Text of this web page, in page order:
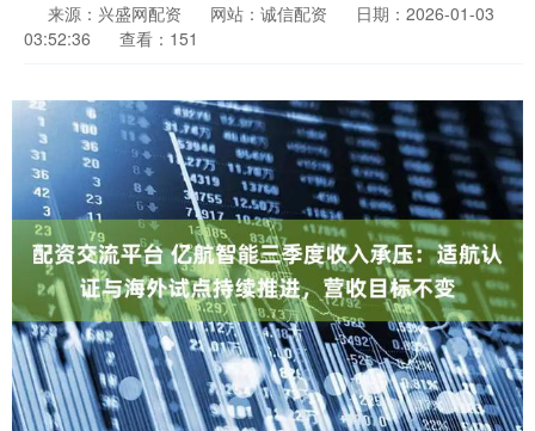
来源：兴盛网配资 网站：诚信配资
日期：2026-01-03
03:52:36
查看：151